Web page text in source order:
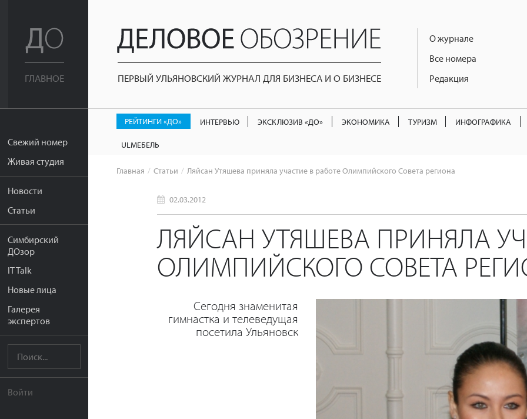
ГЛАВНОЕ
Свежий номер
Живая студия
Новости
Статьи
Симбирский
ДОзор
IT Talk
Новые лица
Галерея
экспертов
Войти
ПЕРВЫЙ УЛЬЯНОВСКИЙ ЖУРНАЛ ДЛЯ БИЗНЕСА И О БИЗНЕСЕ
О журнале
Все номера
Редакция
РЕЙТИНГИ «ДО» ИНТЕРВЬЮ ЭКСКЛЮЗИВ «ДО» ЭКОНОМИКА ТУРИЗМ ИНФОГРАФИКА
ULМЕБЕЛЬ
Главная Статьи Ляйсан Утяшева приняла участие в работе Олимпийского Совета региона
02.03.2012
ЛЯЙСАН УТЯШЕВА ПРИНЯЛА
ОЛИМПИЙСКОГО СОВЕТА
Сегодня знаменитая
гимнастка и телеведущая
посетила Ульяновск